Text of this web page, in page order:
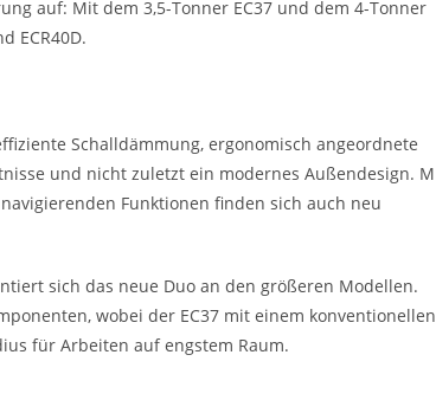
auf: Mit dem 3,5-Tonner EC37 und dem 4-Tonner
ECR40D.
Schalldämmung, ergonomisch angeordnete
und nicht zuletzt ein modernes Außendesign.
Funktionen finden sich auch neu
sich das neue Duo an den größeren Modellen.
wobei der EC37 mit einem konventionellen
für Arbeiten auf engstem Raum.